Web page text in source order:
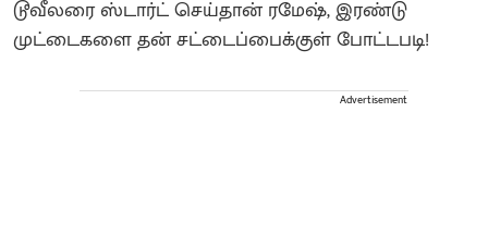
டூவீலரை ஸ்டார்ட் செய்தான் ரமேஷ், இரண்டு
முட்டைகளை தன் சட்டைப்பைக்குள் போட்டபடி!
Advertisement